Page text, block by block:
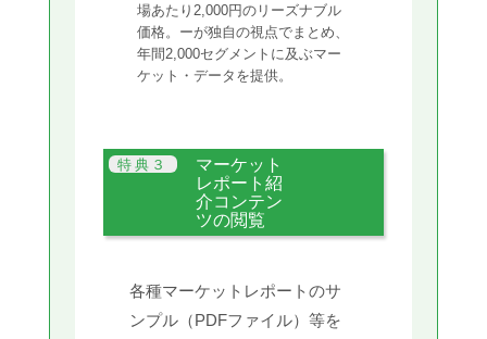
場あたり2,000円のリーズナブル
価格。ーが独自の視点でまとめ、
年間2,000セグメントに及ぶマー
ケット・データを提供。
マーケット
レポート紹
介コンテン
ツの閲覧
各種マーケットレポートのサ
ンプル（PDFファイル）等を